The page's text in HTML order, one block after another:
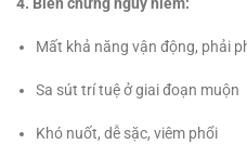
Mất khả năng vận động, phải
Sa sút trí tuệ ở giai đoạn muộn
Khó nuốt, dễ sặc, viêm phổi